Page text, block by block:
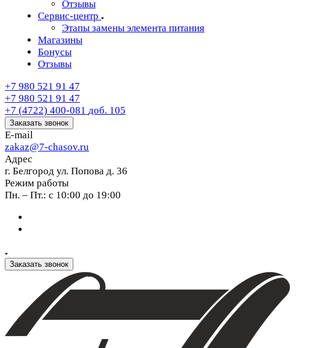
Отзывы
Сервис-центр
Этапы замены элемента питания
Магазины
Бонусы
Отзывы
+7 980 521 91 47
+7 980 521 91 47
+7 (4722) 400-081 доб. 105
Заказать звонок
E-mail
zakaz@7-chasov.ru
Адрес
г. Белгород ул. Попова д. 36
Режим работы
Пн. – Пт.: с 10:00 до 19:00
Заказать звонок